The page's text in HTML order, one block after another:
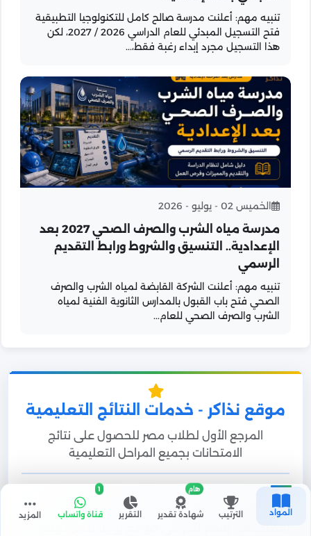
المواد الترتيب شهادة تقدير
هام
التقرير قناة واتساب
1
المزيد
تنبيه مهم: أعلنت مدرسة صالح كامل للتكنولوجيا التطبيقية
فتح التسجيل المبدئي للعام الدراسي 2026 / 2027، لكن
هذا التسجيل مجرد إبداء رغبة فقط،...
الخميس 02 - يوليو - 2026
مدرسة مياه الشرب والصرف الصحي 2027 بعد
الإعدادية.. التنسيق والشروط ورابط التقديم
الرسمي
تنبيه مهم: أعلنت الشركة القابضة لمياه الشرب والصرف
الصحي فتح باب القبول بالمدارس الثانوية الفنية لمياه
الشرب والصرف الصحي للعام...
موقع نذاكر - خدمات النتائج التعليمية
المرجع الأول لطلاب مصر للحصول على نتائج
الامتحانات بجميع المراحل التعليمية
أهلاً بكم في موقع نذاكر
التعليمي لعرض نتائج